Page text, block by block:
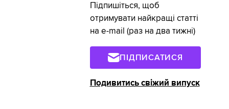
Підпишіться, щоб
отримувати найкращі статті
на e-mail (раз на два тижні)
ПІДПИСАТИСЯ
Подивитись свіжий випуск